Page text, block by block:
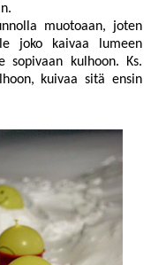
muotoaan, joten
joko kaivaa lumeen
sopivaan kulhoon. Ks.
kuivaa sitä ensin